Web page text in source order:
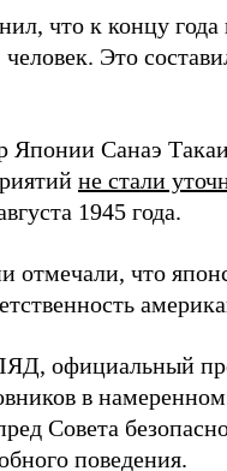
что к концу
Это
Японии Санаэ
не стали
1945 года.
что
официальный
в
Совета
поведения.